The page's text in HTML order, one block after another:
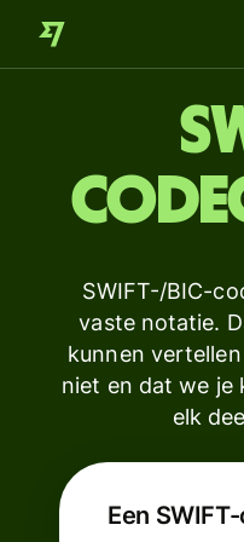
SWIFT-/BIC-
vaste notatie.
kunnen
niet en dat we je
elk
Een